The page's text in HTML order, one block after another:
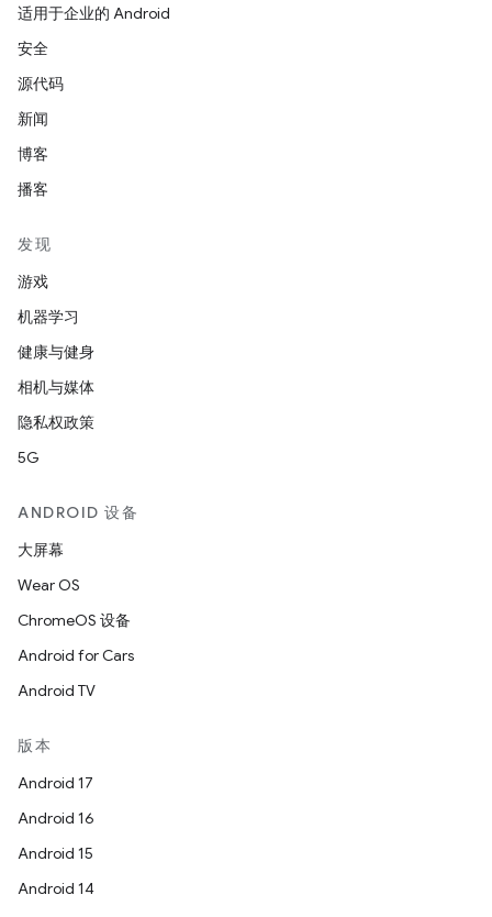
适用于企业的 Android
安全
源代码
新闻
博客
播客
发现
游戏
机器学习
健康与健身
相机与媒体
隐私权政策
5G
ANDROID 设备
大屏幕
Wear OS
ChromeOS 设备
Android for Cars
Android TV
版本
Android 17
Android 16
Android 15
Android 14